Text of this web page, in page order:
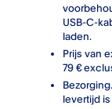
USB-C-
laden.
Prijs van
79 €
levertijd